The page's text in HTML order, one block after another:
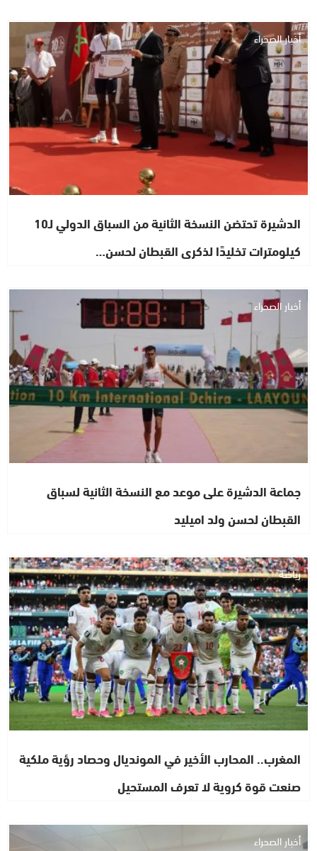
أخبار الصحراء
الدشيرة تحتضن النسخة الثانية من السباق الدولي لـ10
كيلومترات تخليدًا لذكرى القبطان لحسن…
أخبار الصحراء
جماعة الدشيرة على موعد مع النسخة الثانية لسباق
القبطان لحسن ولد اميليد
رياضة
المغرب.. المحارب الأخير في المونديال وحصاد رؤية ملكية
صنعت قوة كروية لا تعرف المستحيل
أخبار الصحراء